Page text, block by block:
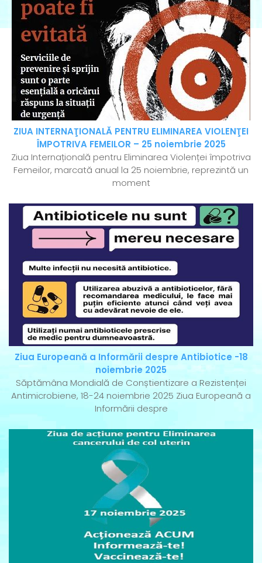
ZIUA INTERNAŢIONALĂ PENTRU ELIMINAREA VIOLENŢEI
ÎMPOTRIVA FEMEILOR – 25 noiembrie 2025
Ziua Internațională pentru Eliminarea Violenței împotriva
Femeilor, marcată anual la 25 noiembrie, reprezintă un
moment
Ziua Europeană a Informării despre Antibiotice -18
noiembrie 2025
Săptămâna Mondială de Conștientizare a Rezistenței
Antimicrobiene, 18-24 noiembrie 2025 Ziua Europeană a
Informării despre